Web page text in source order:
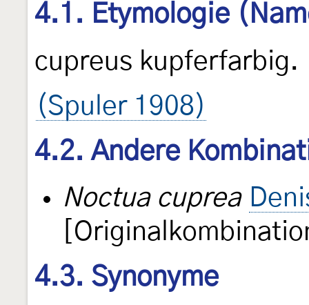
4.1. Etymologie
cupreus kupferfarbig.
(Spuler 1908)
4.2. Andere
Noctua cuprea
4.3. Synonyme